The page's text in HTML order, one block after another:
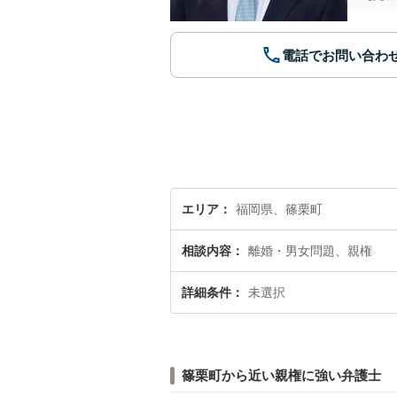
電話でお問い合わ
エリア 福岡県、篠栗町
相談内容 離婚・男女問題、親権
詳細条件 未選択
篠栗町から近い親権に強い弁護士